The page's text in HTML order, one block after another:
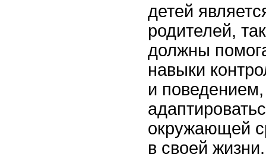
детей
родителей,
должны
навыки
и
окружающей
в своей жизни.